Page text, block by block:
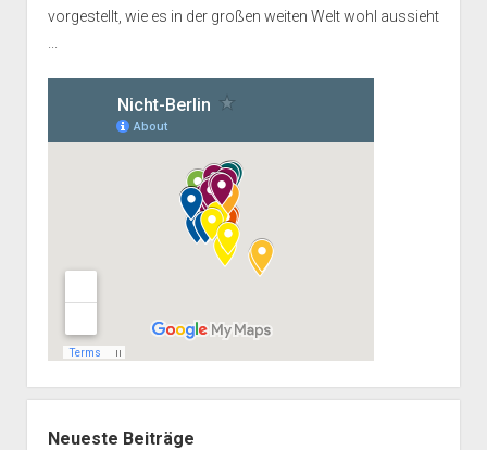
vorgestellt, wie es in der großen weiten Welt wohl aussieht
Neueste Beiträge